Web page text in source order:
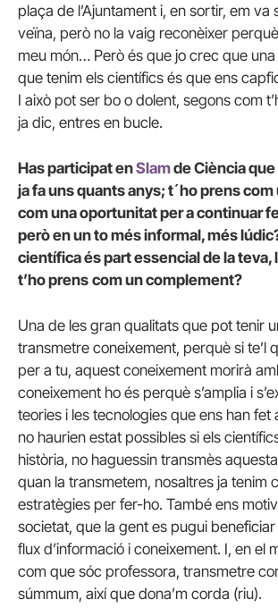
plaça de l’Ajuntament i, en sortir, em va
veïna, però no la vaig reconèixer
meu món… Però és que jo crec que
que tenim els científics és que ens
I això pot ser bo o dolent, segons com
ja dic, entres en bucle.
Has participat enSlamde Ciència
ja fa uns quants anys; t´ho prens
com una oportunitat per a continuar
però en un to més informal, més
científica és part essencial de la teva,
t’ho prens com un complement?
Una de les gran qualitats que pot tenir
transmetre coneixement, perquè si te’l
per a tu, aquest coneixement morirà
coneixement ho és perquè s’amplia i
teories i les tecnologies que ens han fet
no haurien estat possibles si els
història, no haguessin transmès
quan la transmetem, nosaltres ja tenim
estratègies per fer-ho. També ens
societat, que la gent es pugui
flux d’informació i coneixement. I, en el
com que sóc professora, transmetre
súmmum, així que dona’m corda (riu).